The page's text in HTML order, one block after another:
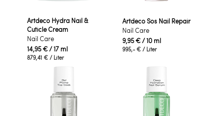
Artdeco Hydra Nail &
Cuticle Cream
Nail Care
14,95 €/ 17 ml
879,41 € / Liter
Artdeco Sos Nail Repair
Nail Care
9,95 €/ 10 ml
995,- € / Liter